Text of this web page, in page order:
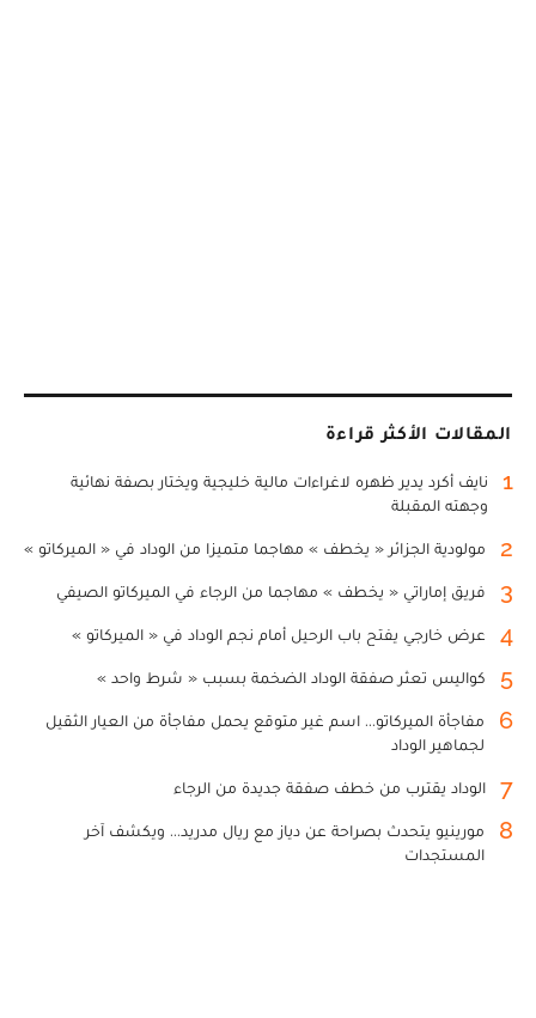
المقالات الأكثر قراءة
1
نايف أكرد يدير ظهره لاغراءات مالية خليجية ويختار بصفة نهائية
وجهته المقبلة
2 مولودية الجزائر « يخطف » مهاجما متميزا من الوداد في « الميركاتو »
3 فريق إماراتي « يخطف » مهاجما من الرجاء في الميركاتو الصيفي
4 عرض خارجي يفتح باب الرحيل أمام نجم الوداد في « الميركاتو »
5 كواليس تعثر صفقة الوداد الضخمة بسبب « شرط واحد »
6
مفاجأة الميركاتو... اسم غير متوقع يحمل مفاجأة من العيار الثقيل
لجماهير الوداد
7 الوداد يقترب من خطف صفقة جديدة من الرجاء
8
مورينيو يتحدث بصراحة عن دياز مع ريال مدريد... ويكشف آخر
المستجدات